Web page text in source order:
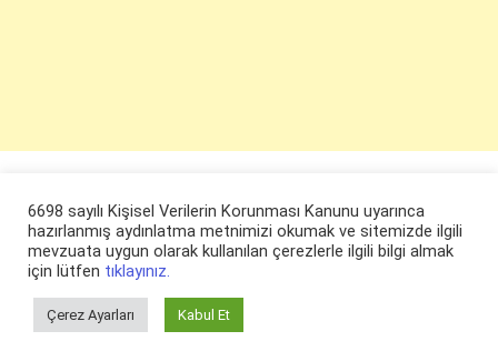
© ruyaevi.com 2022
6698 sayılı Kişisel Verilerin Korunması Kanunu uyarınca
hazırlanmış aydınlatma metnimizi okumak ve sitemizde ilgili
mevzuata uygun olarak kullanılan çerezlerle ilgili bilgi almak
için lütfen tıklayınız.
Çerez Ayarları Kabul Et